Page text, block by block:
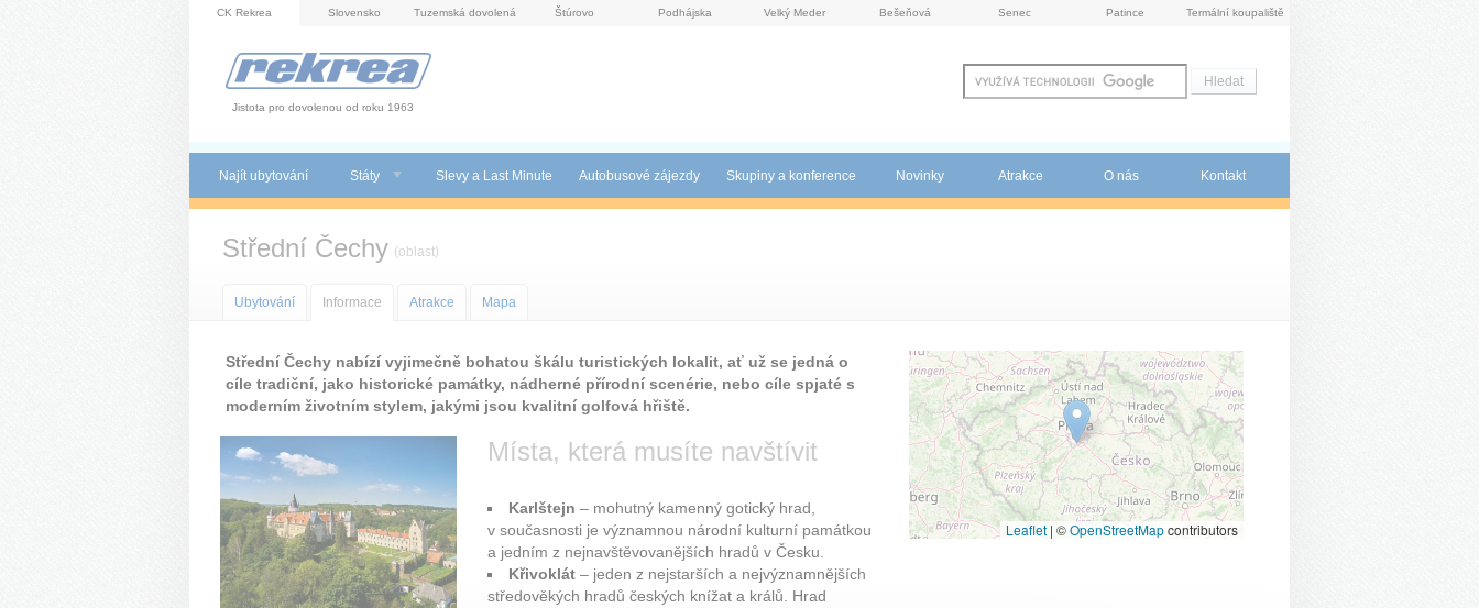
CK Rekrea Slovensko Tuzemská dovolená Štúrovo Podhájska Velký Meder Bešeňová Senec Patince Termální koupaliště
Jistota pro dovolenou od roku 1963
Najít ubytování Státy Slevy a Last Minute Autobusové zájezdy Skupiny a konference Novinky Atrakce O nás Kontakt
Střední Čechy (oblast)
Ubytování Informace Atrakce Mapa
Střední Čechy nabízí vyjimečně bohatou škálu turistických lokalit, ať už se jedná o
cíle tradiční, jako historické památky, nádherné přírodní scenérie, nebo cíle spjaté s
moderním životním stylem, jakými jsou kvalitní golfová hřiště.
Místa, která musíte navštívit
Karlštejn – mohutný kamenný gotický hrad,
v současnosti je významnou národní kulturní památkou
a jedním z nejnavštěvo­vanějších hradů v Česku.
Křivoklát – jeden z nejstarších a nejvýznamnějších
středověkých hradů českých knížat a králů. Hrad
Leaflet | ©OpenStreetMapcontributors